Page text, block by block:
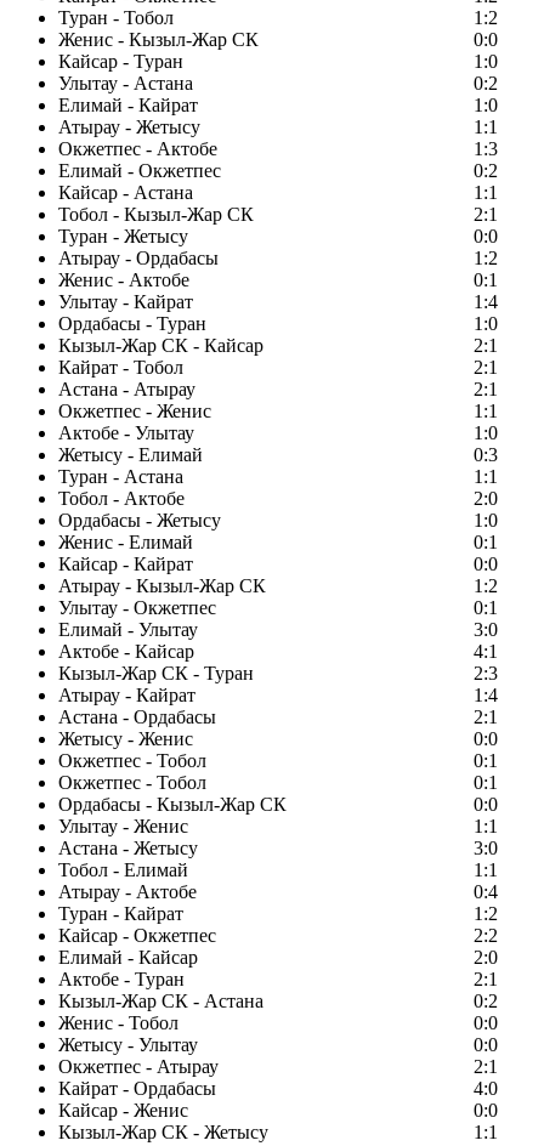
Туран - Тобол
1:2
Женис - Кызыл-Жар СК
0:0
Кайсар - Туран
1:0
Улытау - Астана
0:2
Елимай - Кайрат
1:0
Атырау - Жетысу
1:1
Окжетпес - Актобе
1:3
Елимай - Окжетпес
0:2
Кайсар - Астана
1:1
Тобол - Кызыл-Жар СК
2:1
Туран - Жетысу
0:0
Атырау - Ордабасы
1:2
Женис - Актобе
0:1
Улытау - Кайрат
1:4
Ордабасы - Туран
1:0
Кызыл-Жар СК - Кайсар
2:1
Кайрат - Тобол
2:1
Астана - Атырау
2:1
Окжетпес - Женис
1:1
Актобе - Улытау
1:0
Жетысу - Елимай
0:3
Туран - Астана
1:1
Тобол - Актобе
2:0
Ордабасы - Жетысу
1:0
Женис - Елимай
0:1
Кайсар - Кайрат
0:0
Атырау - Кызыл-Жар СК
1:2
Улытау - Окжетпес
0:1
Елимай - Улытау
3:0
Актобе - Кайсар
4:1
Кызыл-Жар СК - Туран
2:3
Атырау - Кайрат
1:4
Астана - Ордабасы
2:1
Жетысу - Женис
0:0
Окжетпес - Тобол
0:1
Окжетпес - Тобол
0:1
Ордабасы - Кызыл-Жар СК
0:0
Улытау - Женис
1:1
Астана - Жетысу
3:0
Тобол - Елимай
1:1
Атырау - Актобе
0:4
Туран - Кайрат
1:2
Кайсар - Окжетпес
2:2
Елимай - Кайсар
2:0
Актобе - Туран
2:1
Кызыл-Жар СК - Астана
0:2
Женис - Тобол
0:0
Жетысу - Улытау
0:0
Окжетпес - Атырау
2:1
Кайрат - Ордабасы
4:0
Кайсар - Женис
0:0
Кызыл-Жар СК - Жетысу
1:1